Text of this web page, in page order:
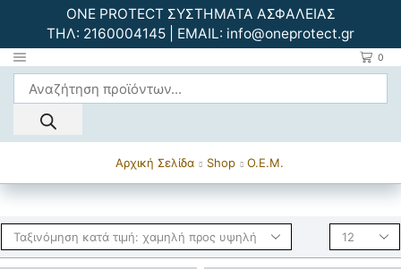
ONE PROTECT ΣΥΣΤΗΜΑΤΑ ΑΣΦΑΛΕΙΑΣ
ΤΗΛ: 2160004145 | EMAIL: info@oneprotect.gr
0
Αρχική Σελίδα Shop Ο.Ε.Μ.